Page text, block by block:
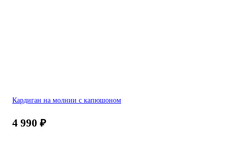
Кардиган на молнии с капюшоном
4 990 ₽